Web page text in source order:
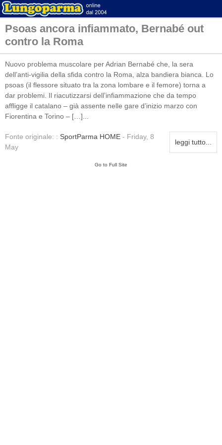
Psoas ancora infiammato, Bernabé out
contro la Roma
Nuovo problema muscolare per Adrian Bernabé che, la sera
dell’anti-vigilia della sfida contro la Roma, alza bandiera bianca. Lo
psoas (il flessore situato tra la zona lombare e il femore) torna a
dar problemi. Il riacutizzarsi dell’infiammazione che da tempo
affligge il catalano – già assente nelle gare d’inizio marzo con
Fiorentina e Torino – […]...
leggi tutto...
Fonte originale: : SportParma HOME - Friday, 8
May
Go to Full Site